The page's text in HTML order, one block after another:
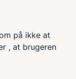
på ikke at
, at brugeren